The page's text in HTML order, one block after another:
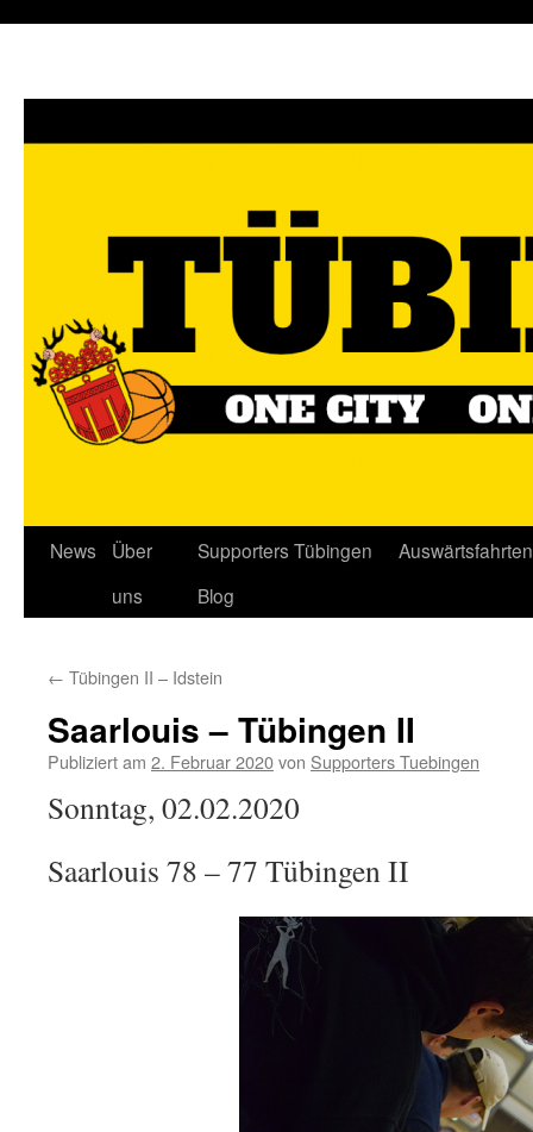
Springe
News
Über
uns
Supporters Tübingen
Blog
Auswärtsfahrten
← Tübingen II – Idstein
Saarlouis – Tübingen II
Publiziert am 2. Februar 2020von Supporters Tuebingen
Sonntag, 02.02.2020
Saarlouis 78 – 77 Tübingen II